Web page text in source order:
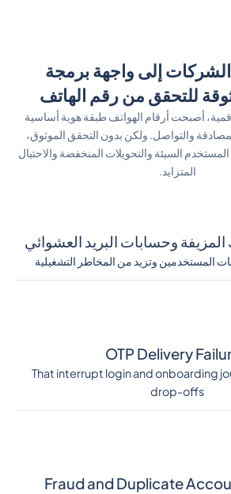
الشركات إلى واجهة برمجة
للتحقق من رقم الهاتف
أصبحت أرقام الهواتف طبقة هوية أساسية
والتواصل. ولكن بدون التحقق الموثوق،
السيئة والتحويلات المنخفضة والاحتيال
المتزايد.
وحسابات البريد العشوائي
المستخدمين وتزيد من المخاطر التشغيلية
OTP Delivery
That interrupt login and onboarding
drop-offs
Fraud and Duplicate